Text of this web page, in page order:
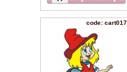
code: